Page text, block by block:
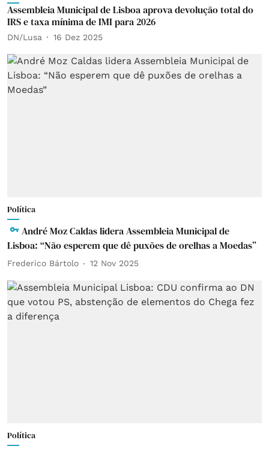
Assembleia Municipal de Lisboa aprova devolução total do
IRS e taxa mínima de IMI para 2026
DN/Lusa 16 Dez 2025
Política
André Moz Caldas lidera Assembleia Municipal de
Lisboa: “Não esperem que dê puxões de orelhas a Moedas”
Frederico Bártolo 12 Nov 2025
Política